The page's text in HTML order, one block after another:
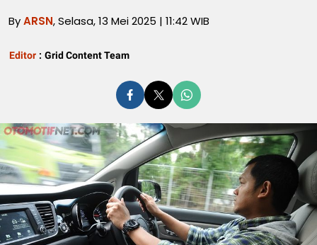
ByARSN, Selasa, 13 Mei 2025 | 11:42 WIB
Editor : Grid Content Team